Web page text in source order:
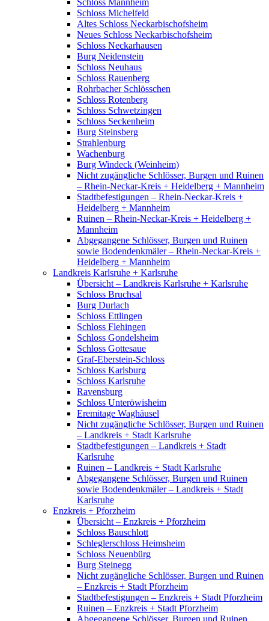
Schloss Mannheim
Schloss Michelfeld
Altes Schloss Neckarbischofsheim
Neues Schloss Neckarbischofsheim
Schloss Neckarhausen
Burg Neidenstein
Schloss Neuhaus
Schloss Rauenberg
Rohrbacher Schlösschen
Schloss Rotenberg
Schloss Schwetzingen
Schloss Seckenheim
Burg Steinsberg
Strahlenburg
Wachenburg
Burg Windeck (Weinheim)
Nicht zugängliche Schlösser, Burgen und Ruinen
– Rhein-Neckar-Kreis + Heidelberg + Mannheim
Stadtbefestigungen – Rhein-Neckar-Kreis +
Heidelberg + Mannheim
Ruinen – Rhein-Neckar-Kreis + Heidelberg +
Mannheim
Abgegangene Schlösser, Burgen und Ruinen
sowie Bodendenkmäler – Rhein-Neckar-Kreis +
Heidelberg + Mannheim
Landkreis Karlsruhe + Karlsruhe
Übersicht – Landkreis Karlsruhe + Karlsruhe
Schloss Bruchsal
Burg Durlach
Schloss Ettlingen
Schloss Flehingen
Schloss Gondelsheim
Schloss Gottesaue
Graf-Eberstein-Schloss
Schloss Karlsburg
Schloss Karlsruhe
Ravensburg
Schloss Unteröwisheim
Eremitage Waghäusel
Nicht zugängliche Schlösser, Burgen und Ruinen
– Landkreis + Stadt Karlsruhe
Stadtbefestigungen – Landkreis + Stadt
Karlsruhe
Ruinen – Landkreis + Stadt Karlsruhe
Abgegangene Schlösser, Burgen und Ruinen
sowie Bodendenkmäler – Landkreis + Stadt
Karlsruhe
Enzkreis + Pforzheim
Übersicht – Enzkreis + Pforzheim
Schloss Bauschlott
Schleglerschloss Heimsheim
Schloss Neuenbürg
Burg Steinegg
Nicht zugängliche Schlösser, Burgen und Ruinen
– Enzkreis + Stadt Pforzheim
Stadtbefestigungen – Enzkreis + Stadt Pforzheim
Ruinen – Enzkreis + Stadt Pforzheim
Abgegangene Schlösser, Burgen und Ruinen